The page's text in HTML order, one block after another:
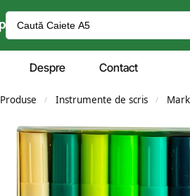
Despre Contact
Produse / Instrumente de scris /